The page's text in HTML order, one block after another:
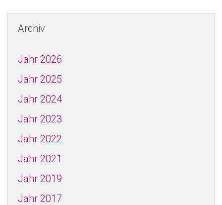
Archiv
Jahr 2026
Jahr 2025
Jahr 2024
Jahr 2023
Jahr 2022
Jahr 2021
Jahr 2019
Jahr 2017